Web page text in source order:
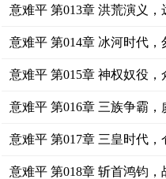
意难平 第013章 洪荒演义，
意难平 第014章 冰河时代，
意难平 第015章 神权奴役，
意难平 第016章 三族争霸，
意难平 第017章 三皇时代，
意难平 第018章 斩首鸿钧，